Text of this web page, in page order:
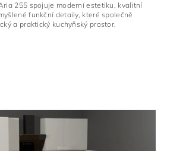
255 spojuje moderní estetiku, kvalitní
funkční detaily, které společně
a praktický kuchyňský prostor.